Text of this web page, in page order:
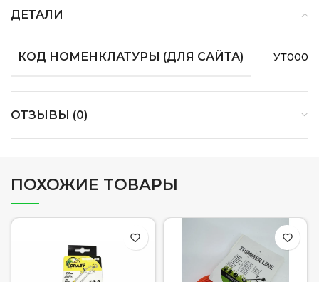
ДЕТАЛИ
КОД НОМЕНКЛАТУРЫ (ДЛЯ САЙТА)
ОТЗЫВЫ (0)
ПОХОЖИЕ ТОВАРЫ